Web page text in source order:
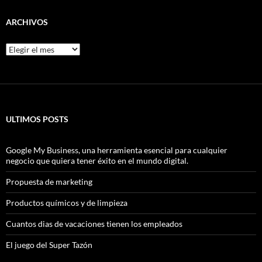
ARCHIVOS
Archivos
ULTIMOS POSTS
Google My Business, una herramienta esencial para cualquier
negocio que quiera tener éxito en el mundo digital.
Propuesta de marketing
Productos químicos y de limpieza
Cuantos dias de vacaciones tienen los empleados
El juego del Super Tazón